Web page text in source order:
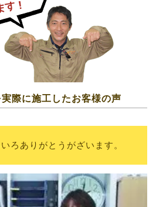
際に施工したお客様の声
ろありがとうがざいます。